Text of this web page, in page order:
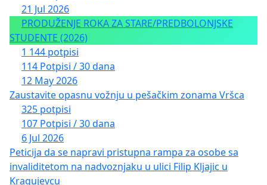
21 Jul 2026
PRODUŽENJE ROKA ZA STARE/PREDBOLONJSKE
STUDENTE (2026)
1 144 potpisi
114 Potpisi / 30 dana
12 May 2026
Zaustavite opasnu vožnju u pešačkim zonama Vršca
325 potpisi
107 Potpisi / 30 dana
6 Jul 2026
Peticija da se napravi pristupna rampa za osobe sa
invaliditetom na nadvoznjaku u ulici Filip Kljajic u
Kragujevcu